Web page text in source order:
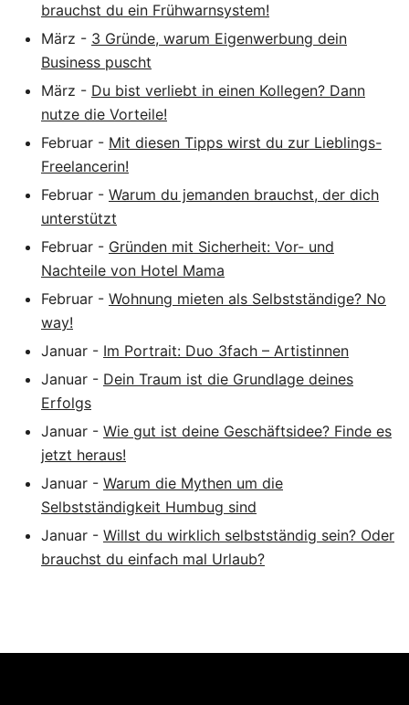
brauchst du ein Frühwarnsystem!
März - 3 Gründe, warum Eigenwerbung dein
Business puscht
März - Du bist verliebt in einen Kollegen? Dann
nutze die Vorteile!
Februar - Mit diesen Tipps wirst du zur Lieblings-
Freelancerin!
Februar - Warum du jemanden brauchst, der dich
unterstützt
Februar - Gründen mit Sicherheit: Vor- und
Nachteile von Hotel Mama
Februar - Wohnung mieten als Selbstständige? No
way!
Januar - Im Portrait: Duo 3fach – Artistinnen
Januar - Dein Traum ist die Grundlage deines
Erfolgs
Januar - Wie gut ist deine Geschäftsidee? Finde es
jetzt heraus!
Januar - Warum die Mythen um die
Selbstständigkeit Humbug sind
Januar - Willst du wirklich selbstständig sein? Oder
brauchst du einfach mal Urlaub?